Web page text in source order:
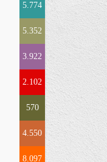
5.774
5.352
3.922
2.102
570
4.550
8.097